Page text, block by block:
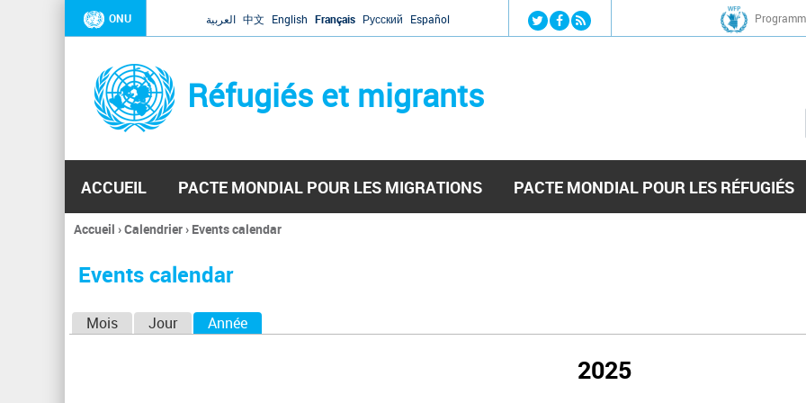
Jump to navigation
ONU العربية 中文 English Français Русский Español
Réfugiés et migrants
ACCUEIL PACTE MONDIAL POUR LES MIGRATIONS PACTE MONDIAL POUR LES RÉFUGIÉS
Vous
ici
Accueil ›Calendrier› Events calendar
Events calendar
Mois Jour Année
2025